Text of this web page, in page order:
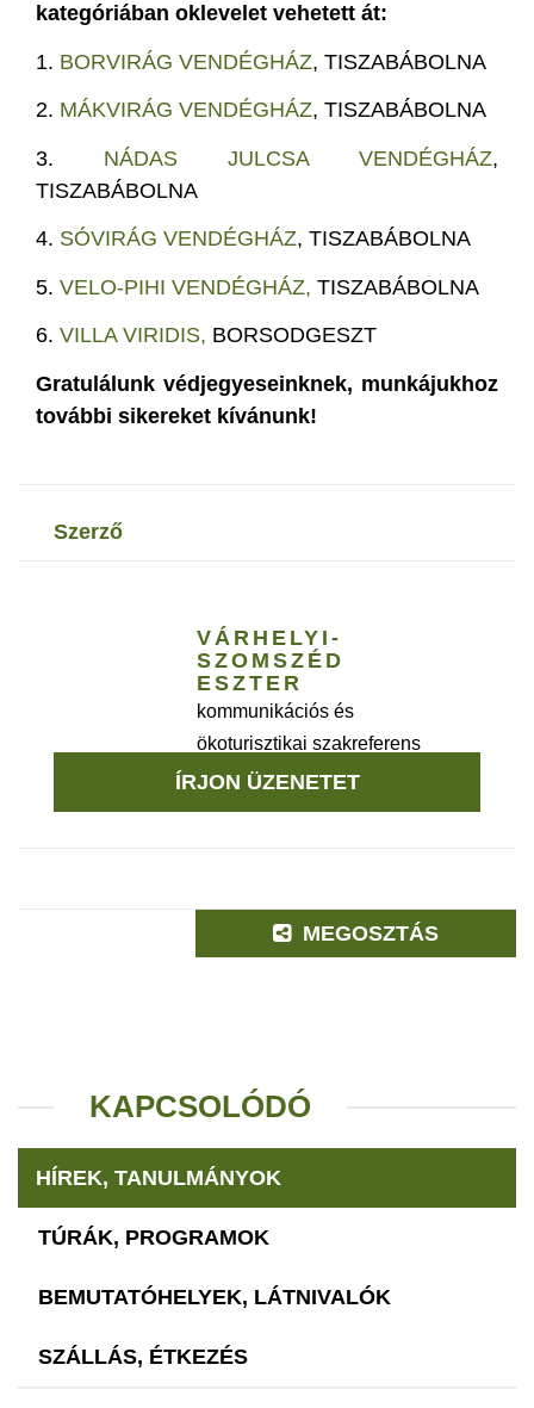
kategóriában oklevelet vehetett át:
1. BORVIRÁG VENDÉGHÁZ, TISZABÁBOLNA
2. MÁKVIRÁG VENDÉGHÁZ, TISZABÁBOLNA
3. NÁDAS JULCSA VENDÉGHÁZ,
TISZABÁBOLNA
4. SÓVIRÁG VENDÉGHÁZ, TISZABÁBOLNA
5. VELO-PIHI VENDÉGHÁZ, TISZABÁBOLNA
6. VILLA VIRIDIS, BORSODGESZT
Gratulálunk védjegyeseinknek, munkájukhoz
további sikereket kívánunk!
szerző
VÁRHELYI-
SZOMSZÉD
ESZTER
kommunikációs és
ökoturisztikai szakreferens
ÍRJON ÜZENETET
MEGOSZTÁS
KAPCSOLÓDÓ
HÍREK, TANULMÁNYOK
TÚRÁK, PROGRAMOK
BEMUTATÓHELYEK, LÁTNIVALÓK
SZÁLLÁS, ÉTKEZÉS